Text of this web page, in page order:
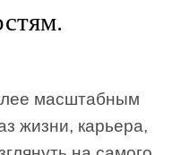
масштабным
жизни, карьера,